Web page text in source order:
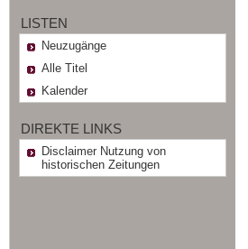
LISTEN
Neuzugänge
Alle Titel
Kalender
DIREKTE LINKS
Disclaimer Nutzung von
historischen Zeitungen